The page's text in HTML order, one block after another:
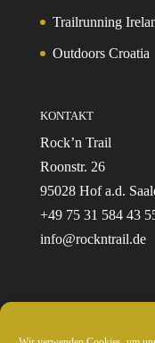
Trailrunning
Outdoors Croatia
KONTAKT
Rock’n Trail
Roonstr. 26
95028 Hof a.d.
+49 75 31 584 43
info@rockntrail.de